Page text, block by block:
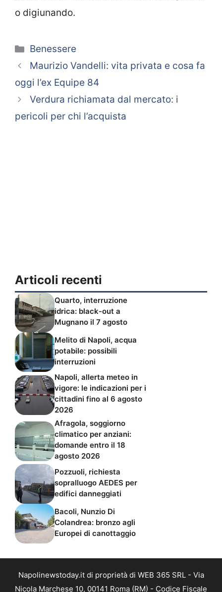
o digiunando.
Categorie
Benessere
Maurizio Vandelli: vita privata e cosa fa
oggi l’ex Equipe 84
Verdura richiamata dal mercato: i
pericoli per chi l’acquista
Articoli recenti
Quarto, interruzione
idrica: black-out a
Mugnano il 7 agosto
Melito di Napoli, acqua
potabile: possibili
interruzioni
Napoli, allerta meteo in
vigore: le indicazioni per i
cittadini fino al 6 agosto
2026
Afragola, soggiorno
climatico per anziani:
domande entro il 18
agosto 2026
Pozzuoli, richiesta
sopralluogo AEDES per
edifici danneggiati
Bacoli, Nunzio Di
Colandrea: bronzo agli
Europei di canottaggio
Napolinewstoday.it di proprietà di WEB 365 SRL - Via
Nicola Marchese 10, 00141 Roma (RM) - Codice Fiscale